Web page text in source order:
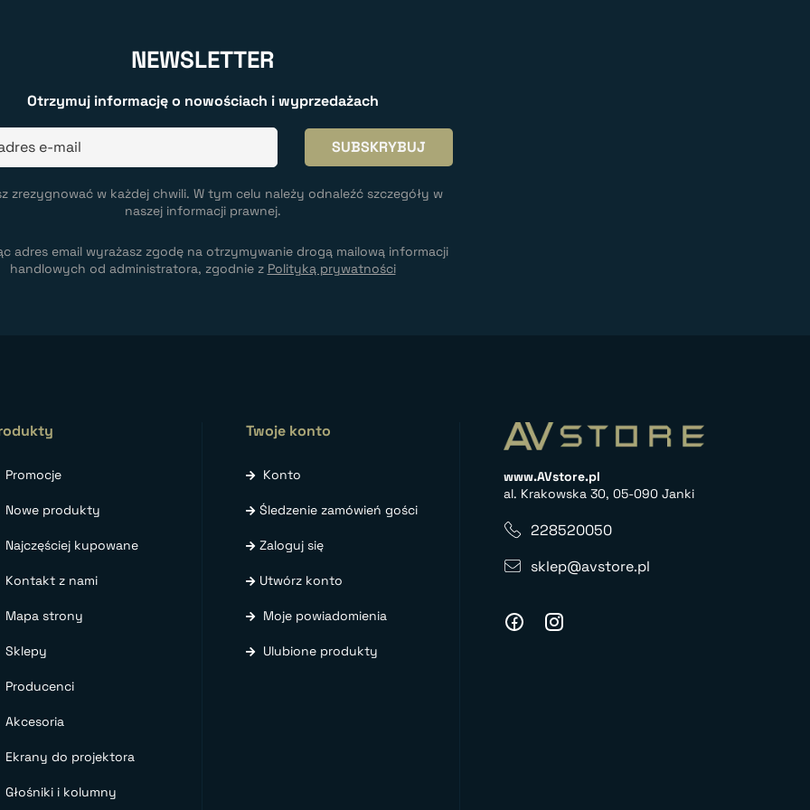
NEWSLETTER
Otrzymuj informację o nowościach i wyprzedażach
zrezygnować w każdej chwili. W tym celu należy odnaleźć szczegóły w
naszej informacji prawnej.
adres email wyrażasz zgodę na otrzymywanie drogą mailową informacji
handlowych od administratora, zgodnie z Polityką prywatności
Promocje
Nowe produkty
Najczęściej kupowane
Kontakt z nami
Mapa strony
Sklepy
Producenci
Akcesoria
Ekrany do projektora
Głośniki i kolumny
Twoje konto
Konto
Śledzenie zamówień gości
Zaloguj się
Utwórz konto
Moje powiadomienia
Ulubione produkty
www.AVstore.pl
al. Krakowska 30, 05-090 Janki
228520050
sklep@avstore.pl